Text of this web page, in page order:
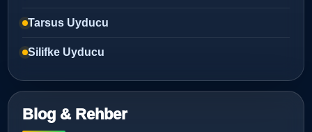
Tarsus Uyducu
Silifke Uyducu
Blog & Rehber